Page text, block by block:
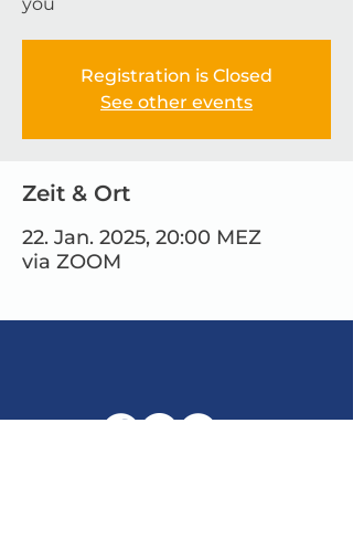
Registration is Closed
See other events
Zeit & Ort
22. Jan. 2025, 20:00 MEZ
via ZOOM